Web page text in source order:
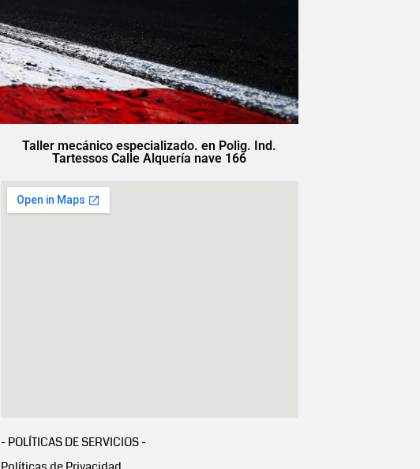
Taller mecánico especializado. en Polig. Ind.
Tartessos Calle Alquería nave 166
- POLÍTICAS DE SERVICIOS -